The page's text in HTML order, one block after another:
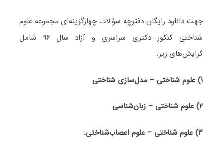
جهت دانلود رایگان دفترچه سؤالات چهارگزینه‌ای مجموعه علوم
شناختی کنکور دکتری سراسری و آزاد سال ۹۶ شامل
گرایش‌های زیر:
۱) علوم شناختی – مدل‌سازی شناختی
۲) علوم شناختی – زبان‌شناسی
۳) علوم شناختی – علوم اعصاب‌شناختی: